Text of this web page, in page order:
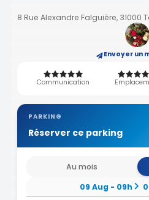
8 Rue Alexandre Falguière, 31000
Envoyer un
Communication
PARKING
Réserver ce parking
Au mois
09 Aug - 09h